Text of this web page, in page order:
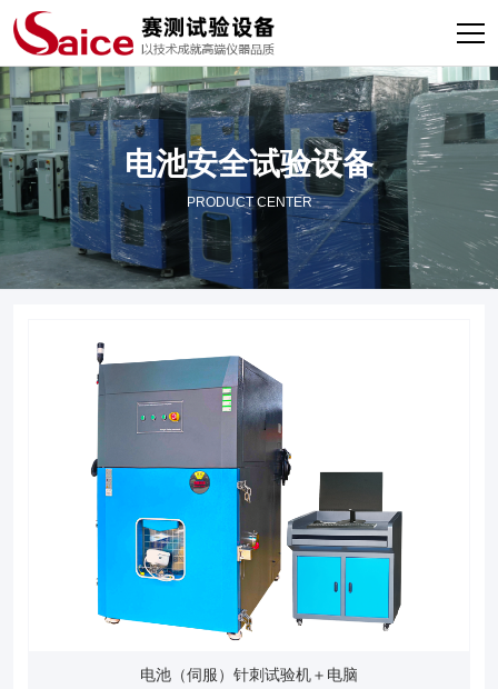
电池安全试验设备
PRODUCT CENTER
电池（伺服）针刺试验机＋电脑